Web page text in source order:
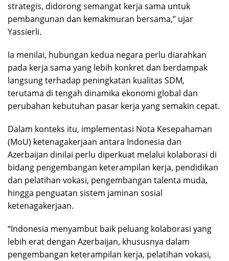
strategis, didorong semangat kerja sama untuk
pembangunan dan kemakmuran bersama,” ujar
Yassierli.
Ia menilai, hubungan kedua negara perlu diarahkan
pada kerja sama yang lebih konkret dan berdampak
langsung terhadap peningkatan kualitas SDM,
terutama di tengah dinamika ekonomi global dan
perubahan kebutuhan pasar kerja yang semakin cepat.
Dalam konteks itu, implementasi Nota Kesepahaman
(MoU) ketenagakerjaan antara Indonesia dan
Azerbaijan dinilai perlu diperkuat melalui kolaborasi di
bidang pengembangan keterampilan kerja, pendidikan
dan pelatihan vokasi, pengembangan talenta muda,
hingga penguatan sistem jaminan sosial
ketenagakerjaan.
“Indonesia menyambut baik peluang kolaborasi yang
lebih erat dengan Azerbaijan, khususnya dalam
pengembangan keterampilan kerja, pelatihan vokasi,